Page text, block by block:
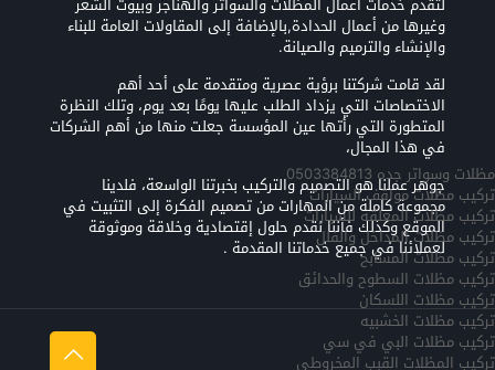
وغيرها من أعمال الحدادة,بالإضافة إلى المقاولات العامة للبناء
والإنشاء والترميم والصيانة.
لقد قامت شركتنا برؤية عصرية ومتقدمة على أحد أهم
الاختصاصات التي يزداد الطلب عليها يومًا بعد يوم، وتلك النظرة
المتطورة التي رأتها عين المؤسسة جعلت منها من أهم الشركات
في هذا المجال،
جوهر عملنا هو التصميم والتركيب بخبرتنا الواسعة، فلدينا
مجموعة كاملة من المهارات من تصميم الفكرة إلى التثبيت في
الموقع وكذلك فأننا نقدم حلول إقتصادية وخلاقة وموثوقة
لعملائنا في جميع خدماتنا المقدمة .
مظلات وسواتر جده 0503384813
تركيب مظلات مواقف السيارات
تركيب مظلات المعلقه للسيارات
تركيب مظلات المداخل والفلل
تركيب مظلات المسابح
تركيب مظلات السطوح والحدائق
تركيب مظلات اللسكان
تركيب مظلات الخشبيه
تركيب مظلات البي في سي
تركيب المظلات القبب المخروطي